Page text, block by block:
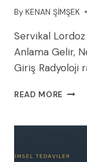
By KENAN ŞİMŞEK
Servikal
Anlama Gelir,
Giriş Radyoloji
READ MORE